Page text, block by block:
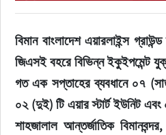
বিমান বাংলাদেশ এয়ারলাইন্স
জিএসই বহরে বিভিন্ন ইকুইপমেন্ট
গত এক সপ্তাহের ব্যবধানে ০৭
০২ (দুই) টি এয়ার স্টার্ট ইউনিট
শাহজালাল আন্তর্জাতিক